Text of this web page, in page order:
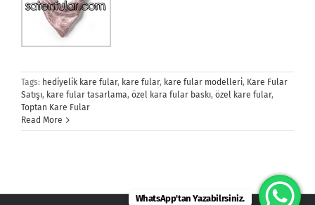
Tags: hediyelik kare fular, kare fular, kare fular modelleri, Kare Fular
Satışı, kare fular tasarlama, özel kara fular baskı, özel kare fular,
Toptan Kare Fular
Read More
WhatsApp'tan Yazabilrsiniz.